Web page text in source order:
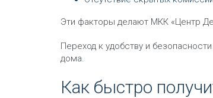
Эти факторы делают МКК «Центр
Переход к удобству и
дома.
Как быстро